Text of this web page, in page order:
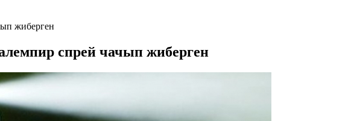
жиберген
спрей чачып жиберген